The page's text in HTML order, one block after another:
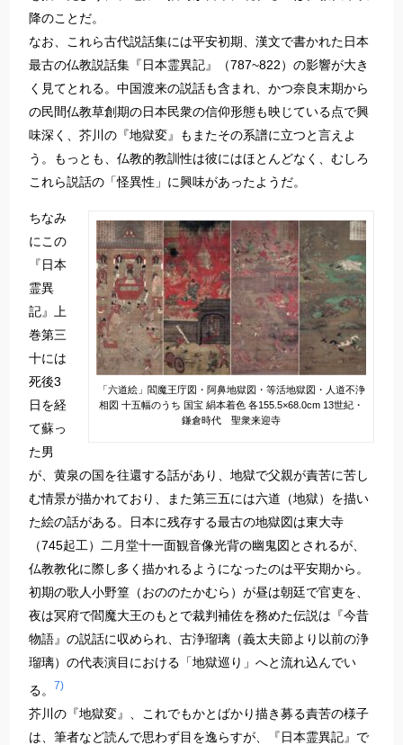
降のことだ。
なお、これら古代説話集には平安初期、漢文で書かれた日本
最古の仏教説話集『日本霊異記』（787~822）の影響が大き
く見てとれる。中国渡来の説話も含まれ、かつ奈良末期から
の民間仏教草創期の日本民衆の信仰形態も映じている点で興
味深く、芥川の『地獄変』もまたその系譜に立つと言えよ
う。もっとも、仏教的教訓性は彼にはほとんどなく、むしろ
これら説話の「怪異性」に興味があったようだ。
「六道絵」閻魔王庁図・阿鼻地獄図・等活地獄図・人道不浄
相図 十五幅のうち 国宝 絹本着色 各155.5×68.0cm 13世紀・
鎌倉時代 聖衆来迎寺
ちなみ
にこの
『日本
霊異
記』上
巻第三
十には
死後3
日を経
て蘇っ
た男
が、黄泉の国を往還する話があり、地獄で父親が責苦に苦し
む情景が描かれており、また第三五には六道（地獄）を描い
た絵の話がある。日本に残存する最古の地獄図は東大寺
（745起工）二月堂十一面観音像光背の幽鬼図とされるが、
仏教教化に際し多く描かれるようになったのは平安期から。
初期の歌人小野篁（おののたかむら）が昼は朝廷で官吏を、
夜は冥府で閻魔大王のもとで裁判補佐を務めた伝説は『今昔
物語』の説話に収められ、古浄瑠璃（義太夫節より以前の浄
瑠璃）の代表演目における「地獄巡り」へと流れ込んでい
る。
7)
芥川の『地獄変』、これでもかとばかり描き募る責苦の様子
は、筆者など読んで思わず目を逸らすが、『日本霊異記』で